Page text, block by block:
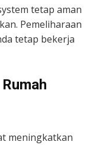
tetap aman
Pemeliharaan
tetap bekerja
meningkatkan